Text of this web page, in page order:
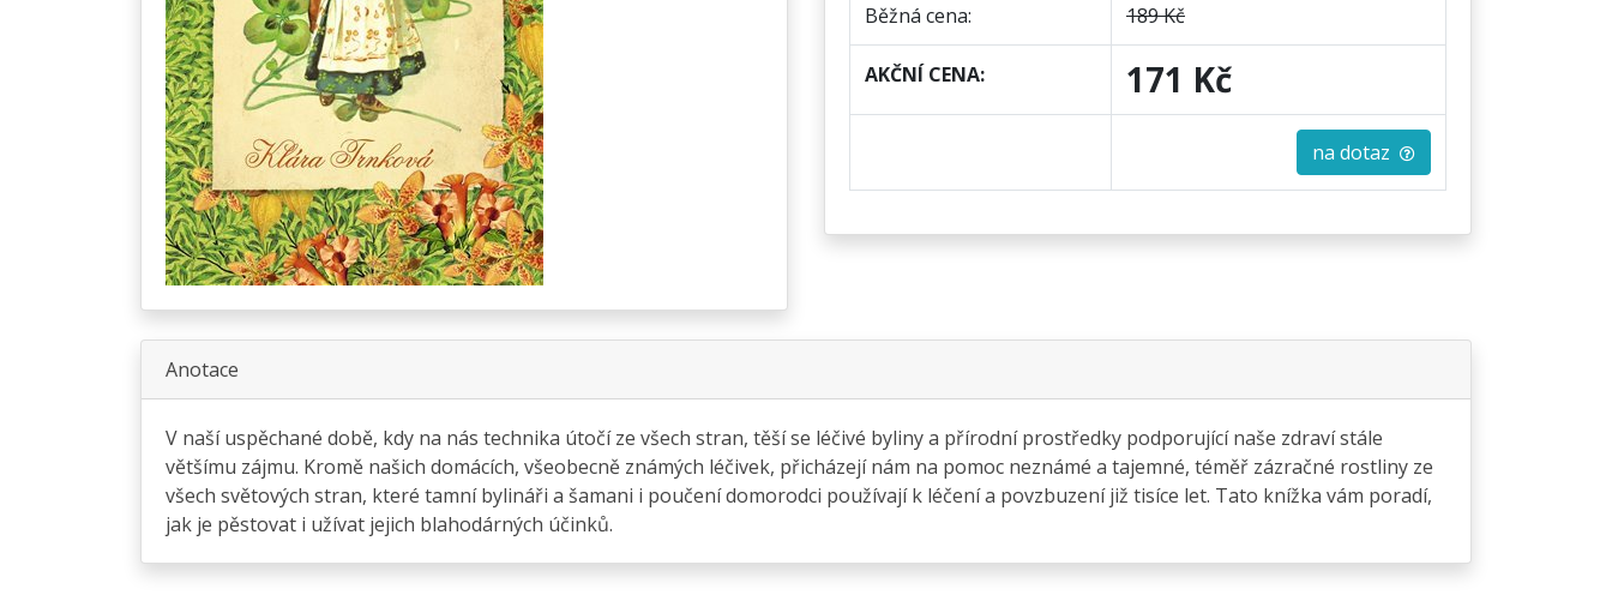
Běžná cena: 189 Kč
AKČNÍ CENA: 171 Kč
na dotaz
Anotace
V naší uspěchané době, kdy na nás technika útočí ze všech stran, těší se léčivé byliny a přírodní prostředky podporující naše zdraví stále
většímu zájmu. Kromě našich domácích, všeobecně známých léčivek, přicházejí nám na pomoc neznámé a tajemné, téměř zázračné rostliny ze
všech světových stran, které tamní bylináři a šamani i poučení domorodci používají k léčení a povzbuzení již tisíce let. Tato knížka vám poradí,
jak je pěstovat i užívat jejich blahodárných účinků.